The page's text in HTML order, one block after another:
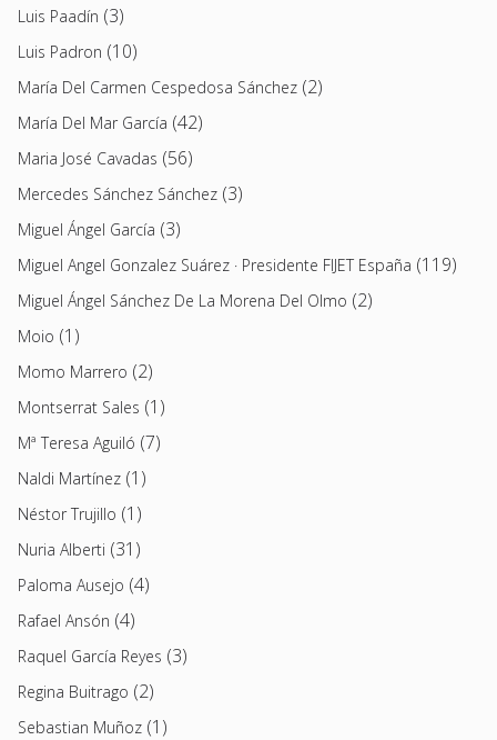
Luis Paadín (3)
Luis Padron (10)
María Del Carmen Cespedosa Sánchez (2)
María Del Mar García (42)
Maria José Cavadas (56)
Mercedes Sánchez Sánchez (3)
Miguel Ángel García (3)
Miguel Angel Gonzalez Suárez · Presidente FIJET España (119)
Miguel Ángel Sánchez De La Morena Del Olmo (2)
Moio (1)
Momo Marrero (2)
Montserrat Sales (1)
Mª Teresa Aguiló (7)
Naldi Martínez (1)
Néstor Trujillo (1)
Nuria Alberti (31)
Paloma Ausejo (4)
Rafael Ansón (4)
Raquel García Reyes (3)
Regina Buitrago (2)
Sebastian Muñoz (1)